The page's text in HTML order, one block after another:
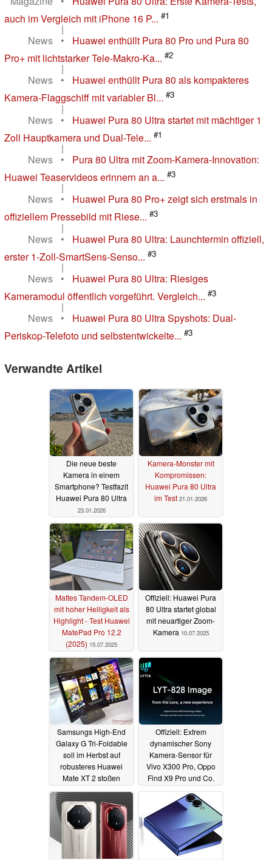
auch im Vergleich mit iPhone 16 P... #1
|
News
•
Huawei enthüllt Pura 80 Pro und Pura 80
Pro+ mit lichtstarker Tele-Makro-Ka... #2
|
News
•
Huawei enthüllt Pura 80 als kompakteres
Kamera-Flaggschiff mit variabler Bl... #3
|
News
•
Huawei Pura 80 Ultra startet mit mächtiger 1
Zoll Hauptkamera und Dual-Tele... #1
|
News
•
Pura 80 Ultra mit Zoom-Kamera-Innovation:
Huawei Teaservideos erinnern an a... #3
|
News
•
Huawei Pura 80 Pro+ zeigt sich erstmals in
offiziellem Pressebild mit Riese... #3
|
News
•
Huawei Pura 80 Ultra: Launchtermin offiziell,
erster 1-Zoll-SmartSens-Senso... #3
|
News
•
Huawei Pura 80 Ultra: Riesiges
Kameramodul öffentlich vorgeführt. Vergleich... #3
|
News
•
Huawei Pura 80 Ultra Spyshots: Dual-
Periskop-Telefoto und selbstentwickelte... #3
Verwandte Artikel
Die neue beste
Kamera in einem
Smartphone? Testfazit
Huawei Pura 80 Ultra
23.01.2026
Kamera-Monster mit
Kompromissen:
Huawei Pura 80 Ultra
im Test 21.01.2026
Mattes Tandem-OLED
mit hoher Helligkeit als
Highlight - Test Huawei
MatePad Pro 12.2
(2025) 15.07.2025
Offiziell: Huawei Pura
80 Ultra startet global
mit neuartiger Zoom-
Kamera 10.07.2025
Samsungs High-End
Galaxy G Tri-Foldable
soll im Herbst auf
robusteres Huawei
Mate XT 2 stoßen
05.07.2025
Offiziell: Extrem
dynamischer Sony
Kamera-Sensor für
Vivo X300 Pro, Oppo
Find X9 Pro und Co.